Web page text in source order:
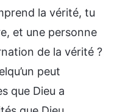
la vérité, tu
et une personne
de la vérité ?
peut
que Dieu a